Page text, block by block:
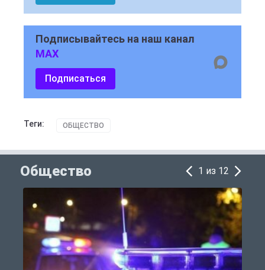
Подписывайтесь на наш канал
MAX
Подписаться
Теги: ОБЩЕСТВО
Общество 1 из 12